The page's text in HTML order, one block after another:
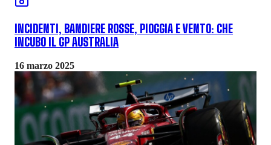
INCIDENTI, BANDIERE ROSSE, PIOGGIA E VENTO: CHE
INCUBO IL GP AUSTRALIA
16 marzo 2025